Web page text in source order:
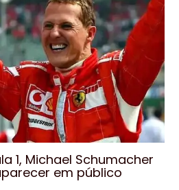
1, Michael Schumacher
em público